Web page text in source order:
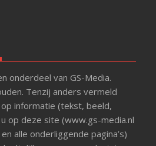
onderdeel van GS-Media.
Tenzij anders vermeld
informatie (tekst, beeld,
op deze site (www.gs-media.nl
alle onderliggende pagina’s)